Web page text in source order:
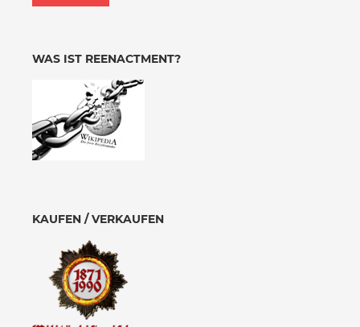
WAS IST REENACTMENT?
KAUFEN / VERKAUFEN